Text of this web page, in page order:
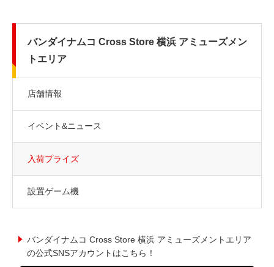
バンダイナムコ Cross Store 横浜 アミューズメン
トエリア
店舗情報
イベント&ニュース
入荷プライズ
設置ゲーム機
バンダイナムコ Cross Store 横浜 アミューズメントエリア
の公式SNSアカウントはこちら！